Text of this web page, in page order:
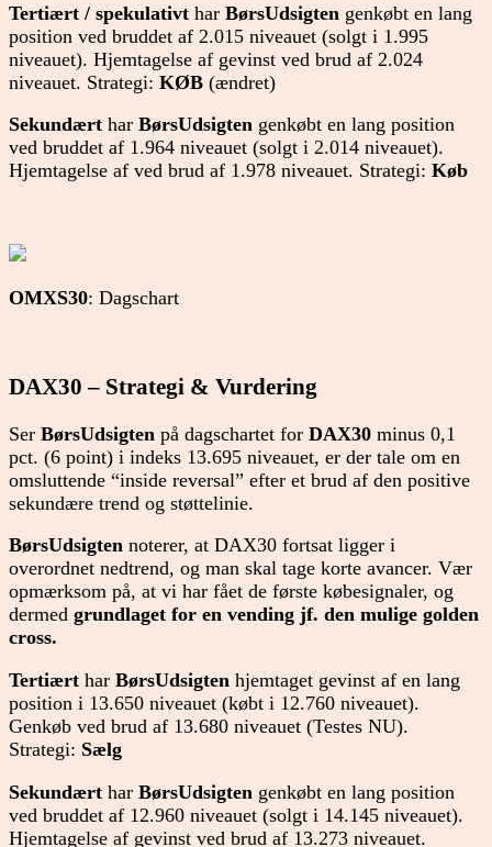
Tertiært / spekulativt har BørsUdsigten genkøbt en lang
position ved bruddet af 2.015 niveauet (solgt i 1.995
niveauet). Hjemtagelse af gevinst ved brud af 2.024
niveauet. Strategi: KØB (ændret)
Sekundært har BørsUdsigten genkøbt en lang position
ved bruddet af 1.964 niveauet (solgt i 2.014 niveauet).
Hjemtagelse af ved brud af 1.978 niveauet. Strategi: Køb
OMXS30: Dagschart
DAX30 – Strategi & Vurdering
Ser BørsUdsigten på dagschartet for DAX30 minus 0,1
pct. (6 point) i indeks 13.695 niveauet, er der tale om en
omsluttende “inside reversal” efter et brud af den positive
sekundære trend og støttelinie.
BørsUdsigten noterer, at DAX30 fortsat ligger i
overordnet nedtrend, og man skal tage korte avancer. Vær
opmærksom på, at vi har fået de første købesignaler, og
dermed grundlaget for en vending jf. den mulige golden
cross.
Tertiært har BørsUdsigten hjemtaget gevinst af en lang
position i 13.650 niveauet (købt i 12.760 niveauet).
Genkøb ved brud af 13.680 niveauet (Testes NU).
Strategi: Sælg
Sekundært har BørsUdsigten genkøbt en lang position
ved bruddet af 12.960 niveauet (solgt i 14.145 niveauet).
Hjemtagelse af gevinst ved brud af 13.273 niveauet.